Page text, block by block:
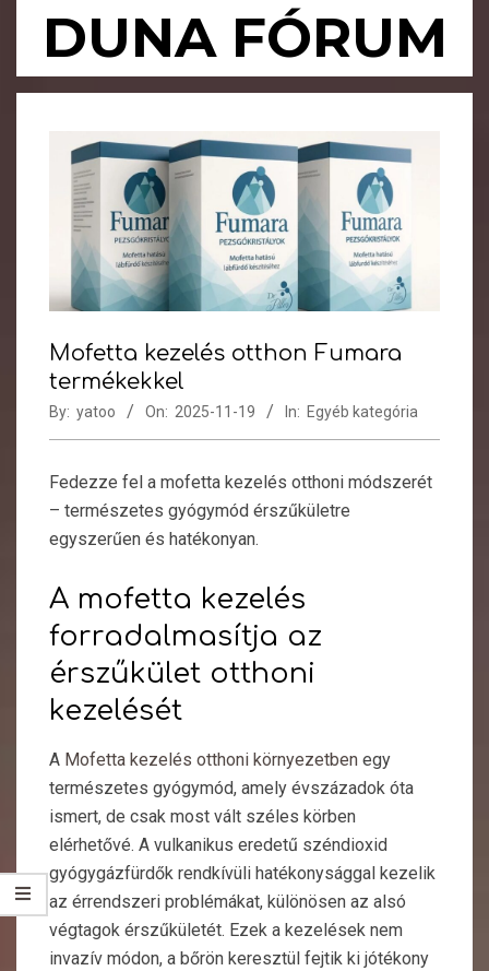
DUNA FÓRUM
Primary
Mofetta kezelés otthon Fumara
termékekkel
By: yatoo On: 2025-11-19 In: Egyéb kategória
Fedezze fel a mofetta kezelés otthoni módszerét
– természetes gyógymód érszűkületre
egyszerűen és hatékonyan.
A mofetta kezelés
forradalmasítja az
érszűkület otthoni
kezelését
A Mofetta kezelés otthoni környezetben egy
természetes gyógymód, amely évszázadok óta
ismert, de csak most vált széles körben
elérhetővé. A vulkanikus eredetű széndioxid
gyógygázfürdők rendkívüli hatékonysággal kezelik
az érrendszeri problémákat, különösen az alsó
végtagok érszűkületét. Ezek a kezelések nem
invazív módon, a bőrön keresztül fejtik ki jótékony